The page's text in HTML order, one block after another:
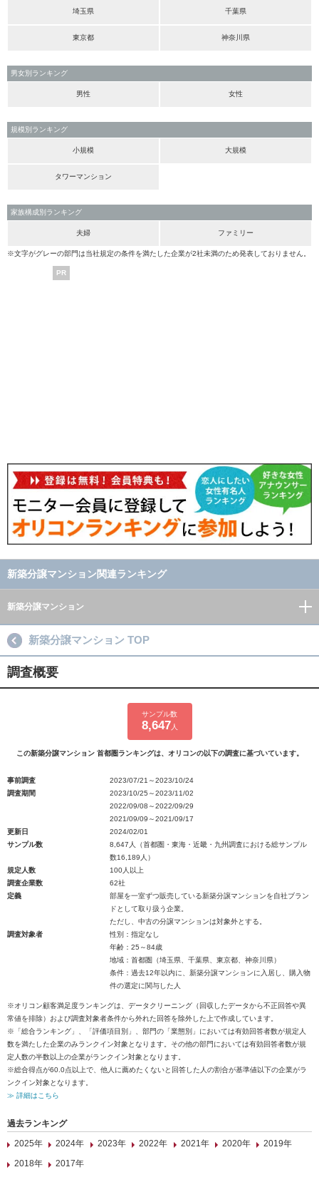
埼玉県 千葉県
東京都 神奈川県
男女別ランキング
男性 女性
規模別ランキング
小規模 大規模
タワーマンション
家族構成別ランキング
夫婦 ファミリー
※文字がグレーの部門は当社規定の条件を満たした企業が2社未満のため発表しておりません。
PR
新築分譲マンション関連ランキング
新築分譲マンション
新築分譲マンション TOP
調査概要
サンプル数
8,647 人
この新築分譲マンション 首都圏ランキングは、オリコンの以下の調査に基づいています。
事前調査
2023/07/21～2023/10/24
調査期間
2023/10/25～2023/11/02
2022/09/08～2022/09/29
2021/09/09～2021/09/17
更新日
2024/02/01
サンプル数
8,647人（首都圏・東海・近畿・九州調査における総サンプル
数16,189人）
規定人数
100人以上
調査企業数
62社
定義
部屋を一室ずつ販売している新築分譲マンションを自社ブラン
ドとして取り扱う企業。
ただし、中古の分譲マンションは対象外とする。
調査対象者
性別：指定なし
年齢：25～84歳
地域：首都圏（埼玉県、千葉県、東京都、神奈川県）
条件：過去12年以内に、新築分譲マンションに入居し、購入物
件の選定に関与した人
※オリコン顧客満足度ランキングは、データクリーニング（回収したデータから不正回答や異
常値を排除）および調査対象者条件から外れた回答を除外した上で作成しています。
※「総合ランキング」、「評価項目別」、部門の「業態別」においては有効回答者数が規定人
数を満たした企業のみランクイン対象となります。その他の部門においては有効回答者数が規
定人数の半数以上の企業がランクイン対象となります。
※総合得点が60.0点以上で、他人に薦めたくないと回答した人の割合が基準値以下の企業がラ
ンクイン対象となります。
≫ 詳細はこちら
過去ランキング
2025年
2024年 2023年 2022年 2021年 2020年
2019年
2018年
2017年